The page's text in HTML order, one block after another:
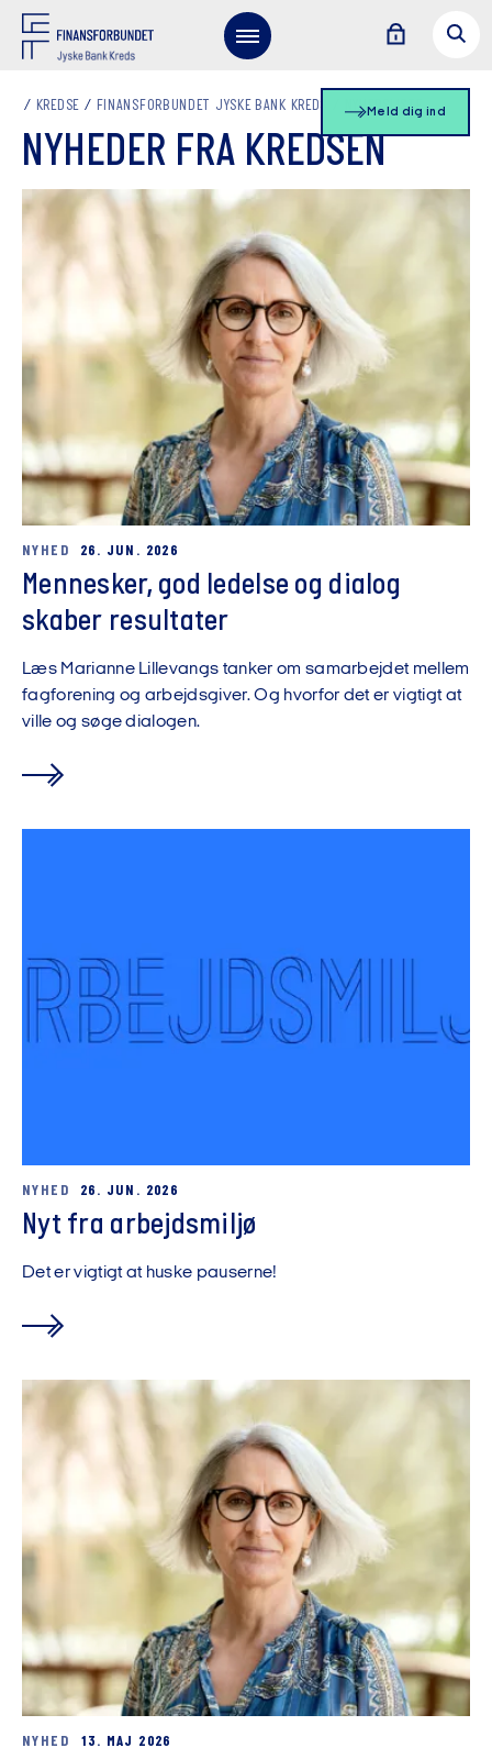
Meld dig ind
KREDSE FINANSFORBUNDET JYSKE BANK KREDS NYHEDSLISTE
NYHEDER FRA KREDSEN
NYHED 26. JUN. 2026
Mennesker, god ledelse og dialog
skaber resultater
Læs Marianne Lillevangs tanker om samarbejdet mellem
fagforening og arbejdsgiver. Og hvorfor det er vigtigt at
ville og søge dialogen.
NYHED 26. JUN. 2026
Nyt fra arbejdsmiljø
Det er vigtigt at huske pauserne!
NYHED 13. MAJ 2026